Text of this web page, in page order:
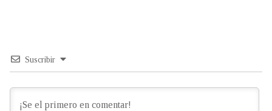
Suscribir